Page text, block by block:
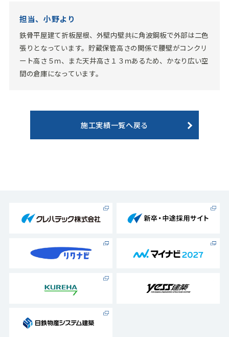
担当、小野より
鉄骨平屋建て折板屋根、外壁内壁共に角波鋼板で外部は二色
張りとなっています。貯蔵保管高さの関係で腰壁がコンクリ
ート高さ５ｍ、また天井高さ１３ｍあるため、かなり広い空
間の倉庫になっています。
施工実績一覧へ戻る